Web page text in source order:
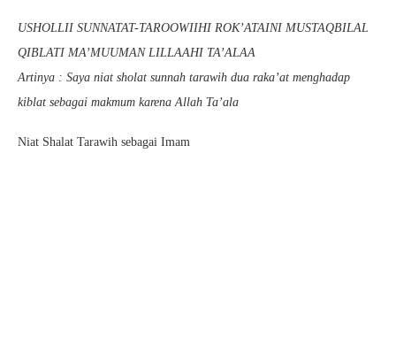
USHOLLII SUNNATAT-TAROOWIIHI ROK’ATAINI MUSTAQBILAL
QIBLATI MA’MUUMAN LILLAAHI TA’ALAA
Artinya : Saya niat sholat sunnah tarawih dua raka’at menghadap
kiblat sebagai makmum karena Allah Ta’ala
Niat Shalat Tarawih sebagai Imam